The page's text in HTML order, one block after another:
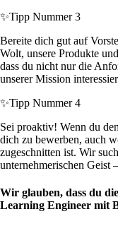
✨Tipp Nummer 3
Bereite dich gut auf
Wolt, unsere Produkte
dass du nicht nur die
unserer Mission
✨Tipp Nummer 4
Sei proaktiv! Wenn du
dich zu bewerben, auch
zugeschnitten ist. Wir
unternehmerischen Geist
Wir glauben, dass du
Learning Engineer mit